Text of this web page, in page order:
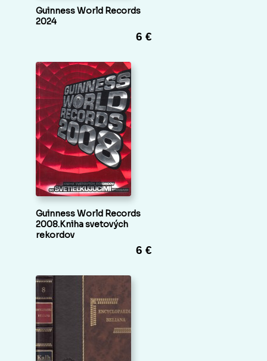
Guinness World Records
2024
6 €
Guinness World Records
2008.Kniha svetových
rekordov
6 €